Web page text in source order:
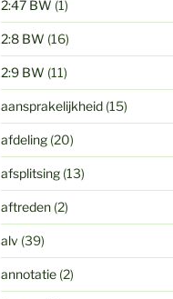
2:47 BW (1)
2:8 BW (16)
2:9 BW (11)
aansprakelijkheid(15)
afdeling(20)
afsplitsing(13)
aftreden(2)
alv (39)
annotatie(2)